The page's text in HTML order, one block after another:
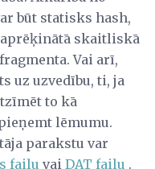
būt statisks hash,
skaitliskā
Vai arī,
uz uzvedību, ti, ja
to kā
lēmumu.
parakstu var
failu vai DAT failu .